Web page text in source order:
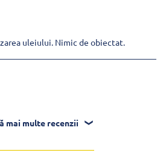
uleiului. Nimic de obiectat.
mai multe recenzii